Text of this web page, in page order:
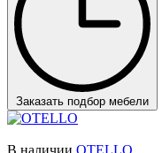
Заказать подбор мебели
В наличии OTELLO